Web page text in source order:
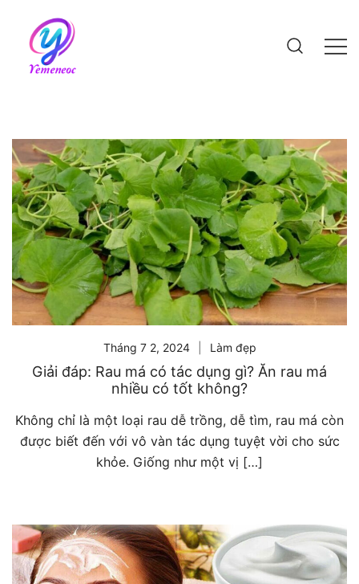
content
Tháng 7 2, 2024 Làm đẹp
Giải đáp: Rau má có tác dụng gì? Ăn rau má
nhiều có tốt không?
Không chỉ là một loại rau dễ trồng, dễ tìm, rau má còn
được biết đến với vô vàn tác dụng tuyệt vời cho sức
khỏe. Giống như một vị […]